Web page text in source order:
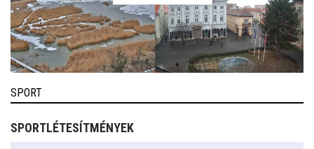
SPORT
SPORTLÉTESÍTMÉNYEK